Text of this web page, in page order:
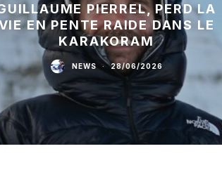
PIERREL, PERD LA
EN PENTE RAIDE DANS LE
KARAKORAM
NEWS · 28/06/2026